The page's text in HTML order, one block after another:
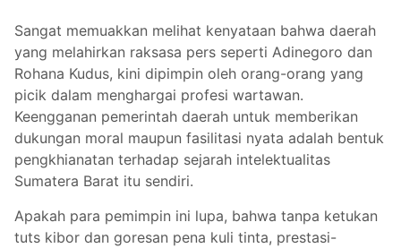
Sangat memuakkan melihat kenyataan bahwa daerah
yang melahirkan raksasa pers seperti Adinegoro dan
Rohana Kudus, kini dipimpin oleh orang-orang yang
picik dalam menghargai profesi wartawan.
Keengganan pemerintah daerah untuk memberikan
dukungan moral maupun fasilitasi nyata adalah bentuk
pengkhianatan terhadap sejarah intelektualitas
Sumatera Barat itu sendiri.
Apakah para pemimpin ini lupa, bahwa tanpa ketukan
tuts kibor dan goresan pena kuli tinta, prestasi-